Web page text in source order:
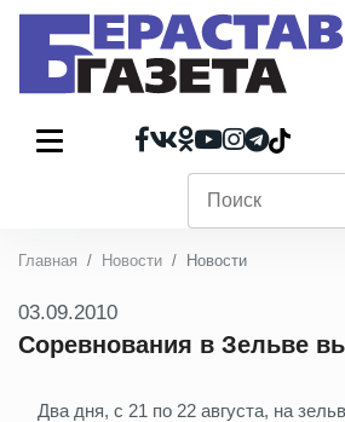
Главная Новости Новости
03.09.2010
Соревнования в Зельве
Два дня, с 21 по 22 августа, на